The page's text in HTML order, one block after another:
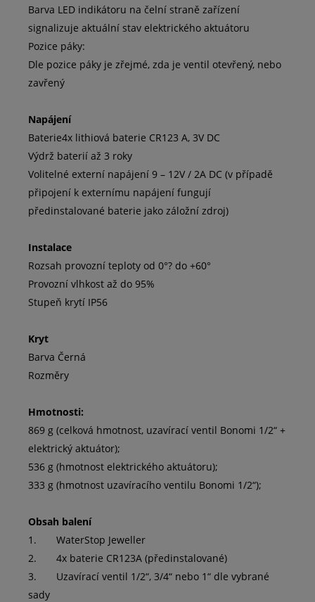
Barva LED indikátoru na čelní straně zařízení
signalizuje aktuální stav elektrického aktuátoru
Pozice páky:
Dle pozice páky je zřejmé, zda je ventil otevřený, nebo
zavřený
Napájení
Baterie4x lithiová baterie CR123 A, 3V DC
Výdrž baterií až 3 roky
Volitelné externí napájení 9 – 12V / 2A DC (v případě
připojení k externímu napájení fungují
předinstalované baterie jako záložní zdroj)
Instalace
Rozsah provozní teploty od 0°? do +60°
Provozní vlhkost až do 95%
Stupeň krytí IP56
Kryt
Barva Černá
Rozměry
Hmotnosti:
869 g (celková hmotnost, uzavírací ventil Bonomi 1/2“ +
elektrický aktuátor);
536 g (hmotnost elektrického aktuátoru);
333 g (hmotnost uzavíracího ventilu Bonomi 1/2“);
Obsah balení
1. WaterStop Jeweller
2. 4x baterie CR123A (předinstalované)
3. Uzavírací ventil 1/2“, 3/4“ nebo 1“ dle vybrané
sady